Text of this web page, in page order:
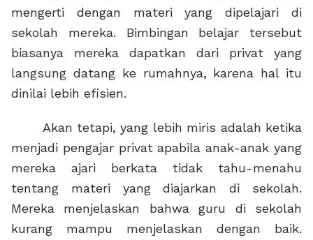
mengerti dengan materi yang dipelajari di
sekolah mereka. Bimbingan belajar tersebut
biasanya mereka dapatkan dari privat yang
langsung datang ke rumahnya, karena hal itu
dinilai lebih efisien.
Akan tetapi, yang lebih miris adalah ketika
menjadi pengajar privat apabila anak-anak yang
mereka ajari berkata tidak tahu-menahu
tentang materi yang diajarkan di sekolah.
Mereka menjelaskan bahwa guru di sekolah
kurang mampu menjelaskan dengan baik.